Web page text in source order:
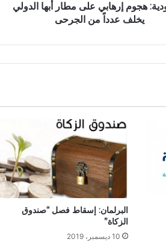
هجوم إرهابي على مطار أبها الدولي
يخلف عدداً من الجرحى
البرلمان: إسقاط فصل “صندوق
الزكاة”
10 ديسمبر، 2019